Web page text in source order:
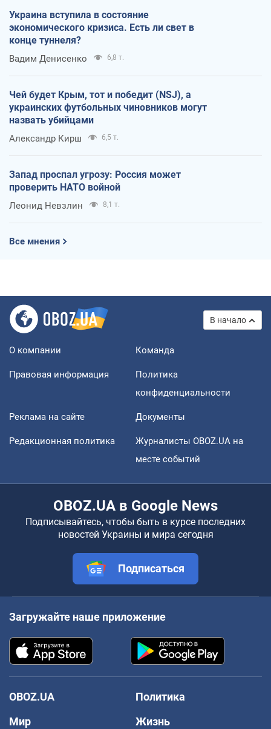
Украина вступила в состояние
экономического кризиса. Есть ли свет в
конце туннеля?
Вадим Денисенко 6,8 т.
Чей будет Крым, тот и победит (NSJ), а
украинских футбольных чиновников могут
назвать убийцами
Александр Кирш 6,5 т.
Запад проспал угрозу: Россия может
проверить НАТО войной
Леонид Невзлин 8,1 т.
Все мнения
В начало
О компании Команда
Правовая информация
Политика
конфиденциальности
Реклама на сайте Документы
Редакционная политика
Журналисты OBOZ.UA на
месте событий
OBOZ.UA в Google News
Подписывайтесь, чтобы быть в курсе последних
новостей Украины и мира сегодня
Подписаться
Загружайте наше приложение
OBOZ.UA
Политика
Мир
Жизнь